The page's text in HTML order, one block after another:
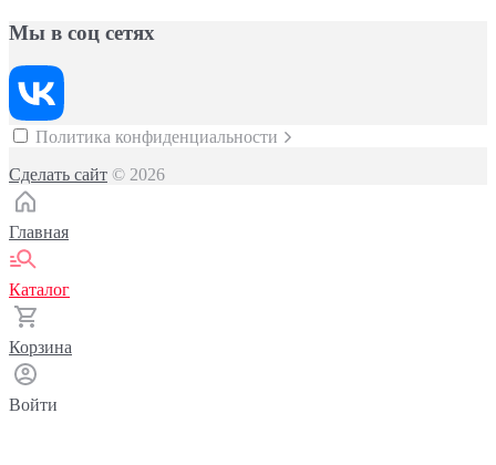
Мы в соц сетях
Политика конфиденциальности
Сделать сайт © 2026
Главная
Каталог
Корзина
Войти